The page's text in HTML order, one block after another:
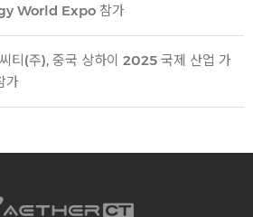
World Expo 참가
티(주), 중국 상하이 2025 국제 산업 가
가